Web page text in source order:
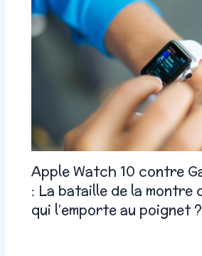
Apple Watch 10 contre
: La bataille de la montre
qui l’emporte au poignet ?